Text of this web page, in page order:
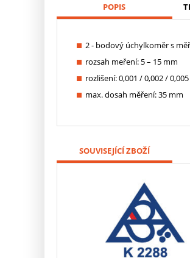
POPIS
2 - bodový úchylkoměr s
rozsah meření: 5 – 15 mm
rozlišení: 0,001 / 0,002 /
max. dosah měření: 35 mm
SOUVISEJÍCÍ ZBOŽÍ